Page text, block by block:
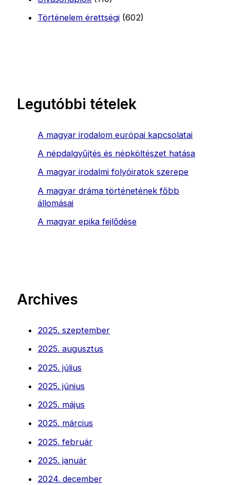
Történelem érettségi (602)
Legutóbbi tételek
A magyar irodalom európai kapcsolatai
A népdalgyűjtés és népköltészet hatása
A magyar irodalmi folyóiratok szerepe
A magyar dráma történetének főbb
állomásai
A magyar epika fejlődése
Archives
2025. szeptember
2025. augusztus
2025. július
2025. június
2025. május
2025. március
2025. február
2025. január
2024. december